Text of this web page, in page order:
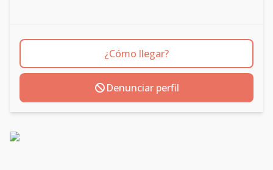
¿Cómo llegar?
Denunciar perfil